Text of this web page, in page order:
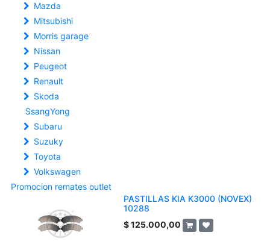
Mazda
Mitsubishi
Morris garage
Nissan
Peugeot
Renault
Skoda
SsangYong
Subaru
Suzuky
Toyota
Volkswagen
Promocion remates outlet
PASTILLAS KIA K3000 (NOVEX)
10288
$125.000,00